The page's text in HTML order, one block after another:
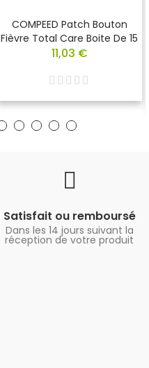
COMPEED Patch Bouton
Fièvre Total Care Boite De 15
11,03 €
Satisfait ou remboursé
Dans les 14 jours suivant la
réception de votre produit